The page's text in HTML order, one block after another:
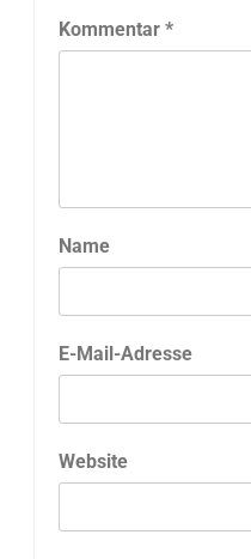
Kommentar *
Name
E-Mail-Adresse
Website